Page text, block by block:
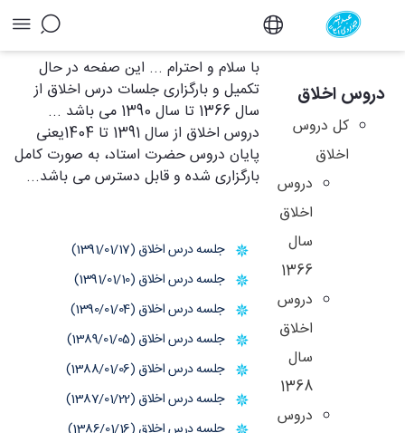
آرشیو دروس اخلاق - دفتر
دروس اخلاق
کل دروس
اخلاق
دروس
اخلاق
سال
1366
دروس
اخلاق
سال
1368
دروس
با سلام و احترام ... این صفحه در حال
تکمیل و بارگزاری جلسات درس اخلاق از
سال 1366 تا سال 1390 می باشد ...
دروس اخلاق از سال 1391 تا 1404یعنی
پایان دروس حضرت استاد، به صورت کامل
بارگزاری شده و قابل دسترس می باشد...
جلسه درس اخلاق (1391/01/17)
جلسه درس اخلاق (1391/01/10)
جلسه درس اخلاق (1390/01/04)
جلسه درس اخلاق (1389/01/05)
جلسه درس اخلاق (1388/01/06)
جلسه درس اخلاق (1387/01/22)